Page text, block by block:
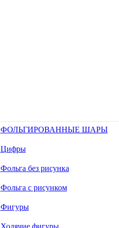
ФОЛЬГИРОВАННЫЕ ШАРЫ
Цифры
Фольга без рисунка
Фольга с рисунком
Фигуры
Ходячие фигуры